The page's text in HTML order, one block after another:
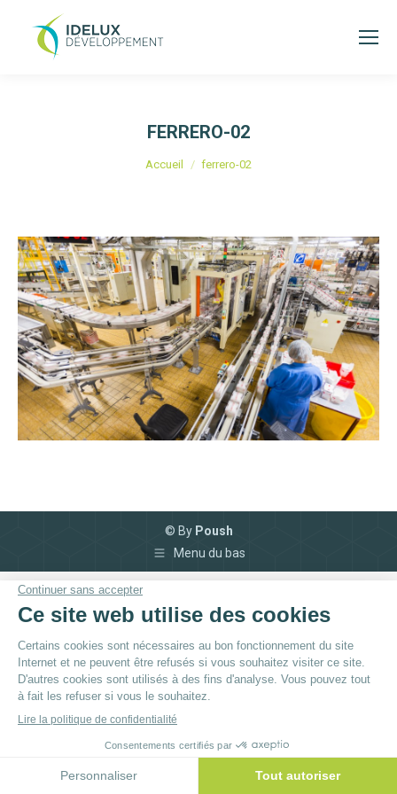
FERRERO-02
Vous êtes ici :
Accueil ferrero-02
© By Poush
Menu du bas